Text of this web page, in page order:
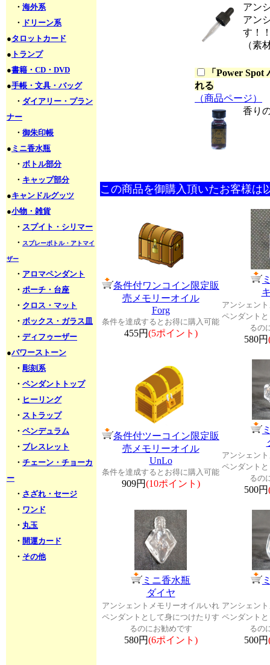
・ 海外系
・ ドリーン系
●タロットカード
● トランプ
●書籍・CD・DVD
●手帳・文具・バッグ
・ ダイアリー・プラン
ナー
・ 御朱印帳
● ミニ香水瓶
・ ボトル部分
・ キャップ部分
●キャンドルグッツ
●小物・雑貨
・ スプイト・シリマー
・ スプレーボトル・アトマイ
ザー
・ アロマペンダント
・ ポーチ・台座
・ クロス・マット
・ ボックス・ガラス皿
・ ディフゥーザー
●パワーストーン
・ 彫刻系
・ ペンダントトップ
・ ヒーリング
・ ストラップ
・ ペンデュラム
・ ブレスレット
・ チェーン・チョーカ
ー
・ さざれ・セージ
・ ワンド
・ 丸玉
・ 開運カード
・ その他
アン
アン
す！
（素
「 Power Spot
れる
（商品ページ）
香り
この商品を御購入頂いたお客様は
条件付ワンコイン限定販
売メモリーオイル
Forg
条件を達成するとお得に購入可能
455円(5ポイント)
アンシェン
ペンダント
るの
580円
条件付ツーコイン限定販
売メモリーオイル
UnLo
条件を達成するとお得に購入可能
909円(10ポイント)
アンシェン
ペンダント
るの
500円
ミニ香水瓶
ダイヤ
アンシェントメモリーオイルいれ
ペンダントとして身につけたりす
るのにお勧めです
580円(6ポイント)
アンシェン
ペンダント
るの
500円